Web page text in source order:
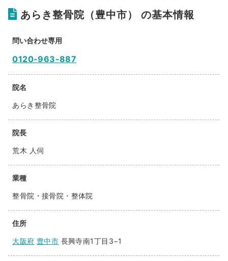
あらき整骨院（豊中市） の基本情報
問い合わせ専用
0120-963-887
院名
あらき整骨院
院長
荒木 人伺
業種
整骨院・接骨院・整体院
住所
大阪府 豊中市 長興寺南1丁目3−1